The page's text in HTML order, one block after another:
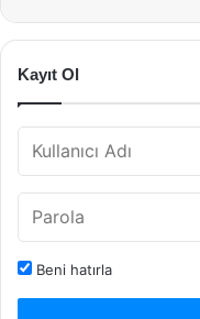
Kayıt Ol
Beni hatırla